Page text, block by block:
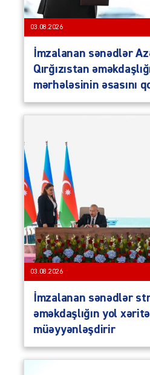
03.08.2026
İmzalanan sənədlər
Qırğızıstan
mərhələsinin əsasını
03.08.2026
İmzalanan sənədlər
əməkdaşlığın yol
müəyyənləşdirir